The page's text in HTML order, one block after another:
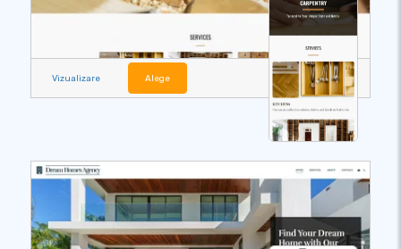
Vizualizare Alege